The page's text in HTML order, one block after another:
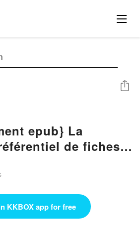
epub} La
de fiches
l'EDN -
Médecine interne,
Neurologie,
Santé
Share
KKBOX app for free